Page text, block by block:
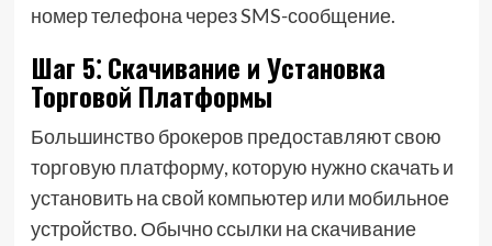
номер телефона через SMS-сообщение.
Шаг 5⁚ Скачивание и Установка
Торговой Платформы
Большинство брокеров предоставляют свою
торговую платформу, которую нужно скачать и
установить на свой компьютер или мобильное
устройство. Обычно ссылки на скачивание